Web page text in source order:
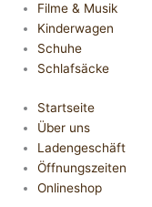
Filme & Musik
Kinderwagen
Schuhe
Schlafsäcke
Startseite
Über uns
Ladengeschäft
Öffnungszeiten
Onlineshop